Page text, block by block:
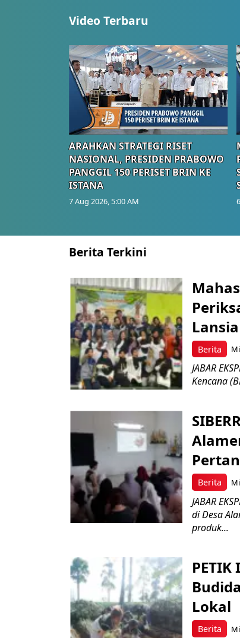
Video Terbaru
ARAHKAN STRATEGI RISET
NASIONAL, PRESIDEN PRABOWO
PANGGIL 150 PERISET BRIN KE
ISTANA
7 Aug 2026, 5:00 AM
Berita Terkini
Berita
JABAR
Kencana
Berita
JABAR
di Desa
produk...
Berita
Lokal